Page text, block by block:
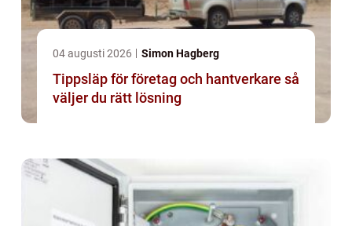
04 augusti 2026 Simon Hagberg
Tippsläp för företag och hantverkare så
väljer du rätt lösning